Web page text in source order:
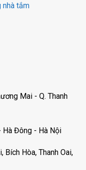
nhà tắm
Mai - Q. Thanh
Hà Đông - Hà Nội
Bích Hòa, Thanh Oai,